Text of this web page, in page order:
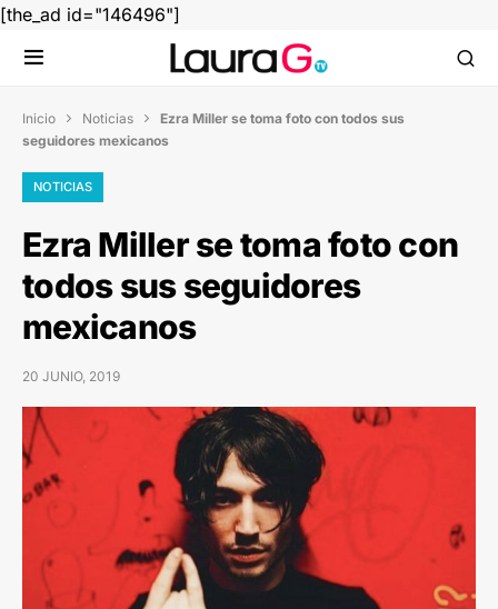
[the_ad id="146496"]
Inicio  Noticias  Ezra Miller se toma foto con todos sus
seguidores mexicanos
NOTICIAS
Ezra Miller se toma foto con
todos sus seguidores
mexicanos
20 JUNIO, 2019